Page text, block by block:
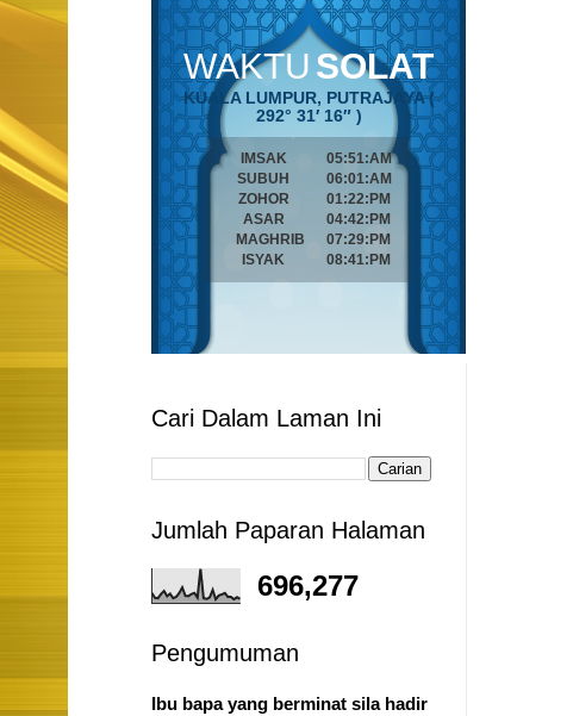
Cari Dalam Laman Ini
Jumlah Paparan Halaman
696,277
Pengumuman
Ibu bapa yang berminat sila hadir